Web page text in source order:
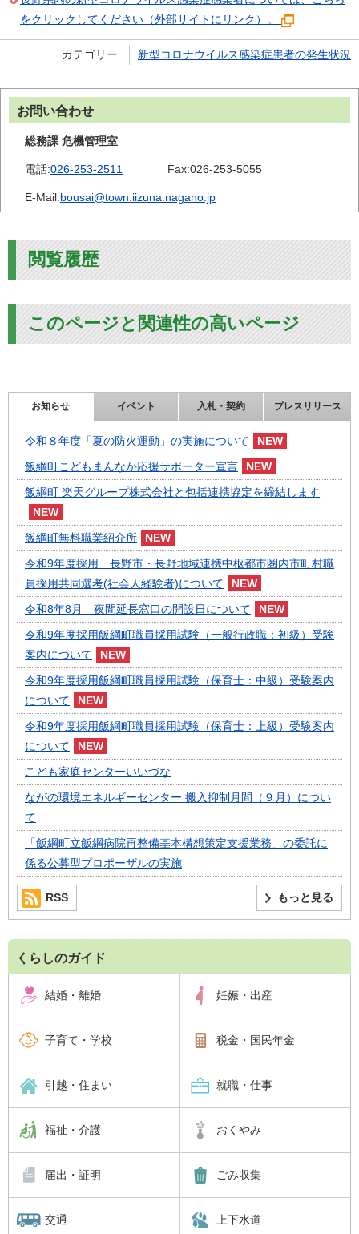
をクリックしてください（外部サイトにリンク）。
カテゴリー 新型コロナウイルス感染症患者の発生状況
お問い合わせ
総務課 危機管理室
電話:026-253-2511 Fax:026-253-5055
E-Mail:bousai@town.iizuna.nagano.jp
閲覧履歴
このページと関連性の高いページ
お知らせ イベント 入札・契約 プレスリリース
令和８年度「夏の防火運動」の実施について
飯綱町こどもまんなか応援サポーター宣言
飯綱町 楽天グループ株式会社と包括連携協定を締結します
飯綱町無料職業紹介所
令和9年度採用 長野市・長野地域連携中枢都市圏内市町村職
員採用共同選考(社会人経験者)について
令和8年8月 夜間延長窓口の開設日について
令和9年度採用飯綱町職員採用試験（一般行政職：初級）受験
案内について
令和9年度採用飯綱町職員採用試験（保育士：中級）受験案内
について
令和9年度採用飯綱町職員採用試験（保育士：上級）受験案内
について
こども家庭センターいいづな
ながの環境エネルギーセンター 搬入抑制月間（９月）につい
て
「飯綱町立飯綱病院再整備基本構想策定支援業務」の委託に
係る公募型プロポーザルの実施
もっと見る
RSS
くらしのガイド
結婚・離婚 妊娠・出産
子育て・学校 税金・国民年金
引越・住まい 就職・仕事
福祉・介護 おくやみ
届出・証明 ごみ収集
交通 上下水道